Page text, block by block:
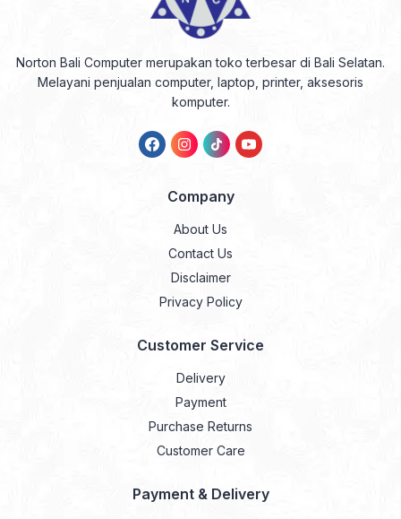
Norton Bali Computer merupakan toko terbesar di Bali Selatan.
Melayani penjualan computer, laptop, printer, aksesoris
komputer.
Company
About Us
Contact Us
Disclaimer
Privacy Policy
Customer Service
Delivery
Payment
Purchase Returns
Customer Care
Payment & Delivery